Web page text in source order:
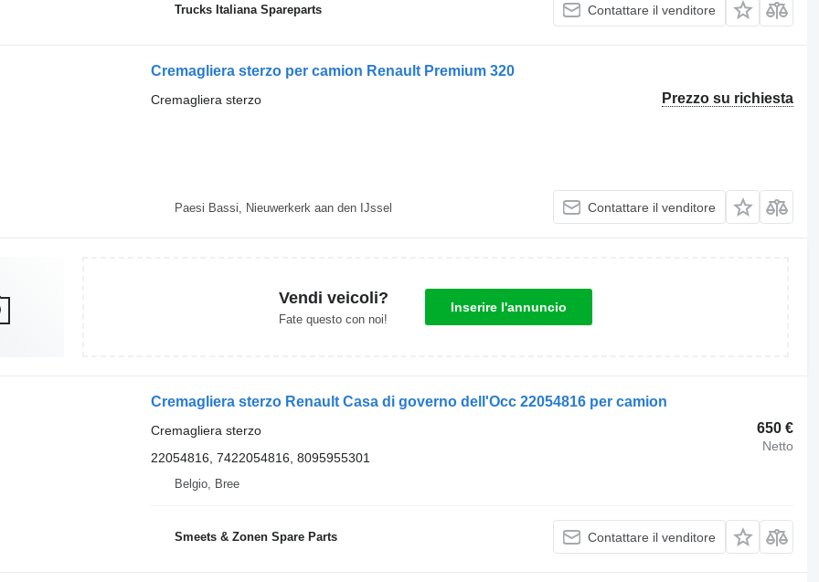
Trucks Italiana Spareparts Contattare il venditore
Cremagliera sterzo per camion Renault Premium 320
Prezzo su richiesta
Cremagliera sterzo
Paesi Bassi, Nieuwerkerk aan den IJssel Contattare il venditore
Vendi veicoli?
Fate questo con noi!
Inserire l'annuncio
Cremagliera sterzo Renault Casa di governo dell'Occ 22054816 per camion
650 €
Netto
Cremagliera sterzo
22054816, 7422054816, 8095955301
Belgio, Bree
Smeets & Zonen Spare Parts Contattare il venditore